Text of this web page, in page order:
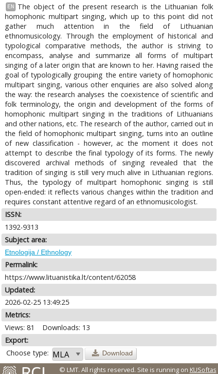
EN
The object of the present research is the Lithuanian folk
homophonic multipart singing, which up to this point did not
gather much attention in the field of Lithuanian
ethnomusicology. Through the employment of historical and
typological comparative methods, the author is striving to
encompass, analyse and summarize all forms of multipart
singing of a later origin that are known to her. Having raised the
goal of typologically grouping the entire variety of homophonic
multipart singing, various other enquiries are also solved along
the way: the research analyses the coexistence of scientific and
folk terminology, the origin and development of the forms of
homophonic multipart singing in the traditions of Lithuanians
and other nations, etc. The research of the author, carried out in
the field of homophonic multipart singing, turns into an outline
of new classification - however, ac the moment it does not
attempt to describe the final typology of its forms. The newly
discovered archival methods of singing revealed that the
tradition of singing is still very much alive in Lithuanian regions.
Thus, the typology of multipart homophonic singing is still
open-ended: it reflects various changes within the tradition and
requires constant attentive regard of an ethnomusicologist.
ISSN:
1392-9313
Subject area:
Etnologija / Ethnology
Permalink:
https://www.lituanistika.lt/content/62058
Updated:
2026-02-25 13:49:25
Metrics:
Views: 81
Downloads: 13
Export:
Choose type:
Download
© LMT. All rights reserved. Site is running on KUSoftas